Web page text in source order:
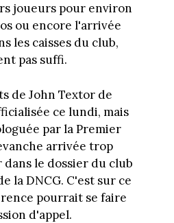
joueurs pour environ
ou encore l'arrivée
les caisses du club,
pas suffi.
de John Textor de
ce lundi, mais
par la Premier
arrivée trop
le dossier du club
la DNCG. C'est sur ce
pourrait se faire
d'appel.